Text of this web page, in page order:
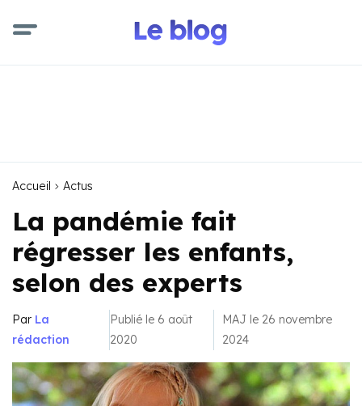
Accueil Actus
La pandémie fait
régresser les enfants,
selon des experts
Par La
rédaction
Publié le 6 août
2020
MAJ le 26 novembre
2024